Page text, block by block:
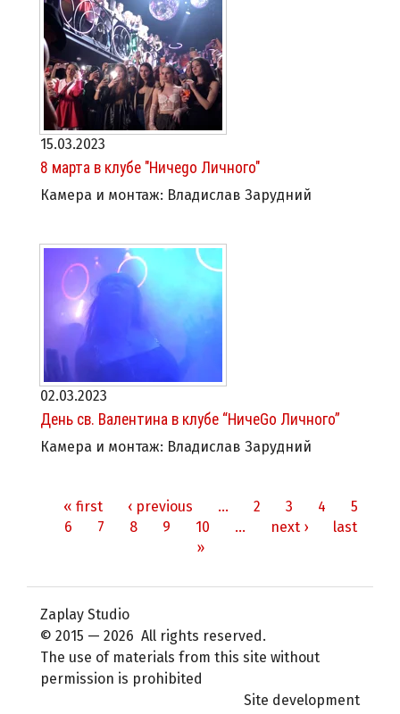
15.03.2023
8 марта в клубе "Ничеgo Личного"
Камера и монтаж: Владислав Зарудний
02.03.2023
День св. Валентина в клубе “НичеGo Личного”
Камера и монтаж: Владислав Зарудний
Pages« first ‹ previous … 2 3 4
5
6
7 8 9 10 … next ›
last
»
Zaplay Studio
© 2015 — 2026 All rights reserved.
The use of materials from this site without
permission is prohibited
Site development